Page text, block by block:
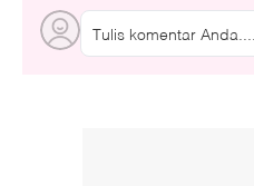
Tulis komentar Anda....